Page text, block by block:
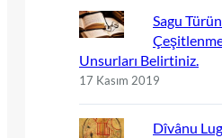
Sagu
Unsurları Belirtiniz.
17 Kasım 2019
Dîvânu